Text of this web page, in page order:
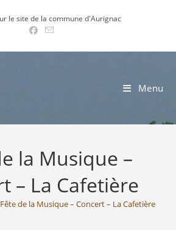
le site de la commune d'Aurignac
Menu
la Musique –
– La Cafetière
Fête de la Musique – Concert – La Cafetière